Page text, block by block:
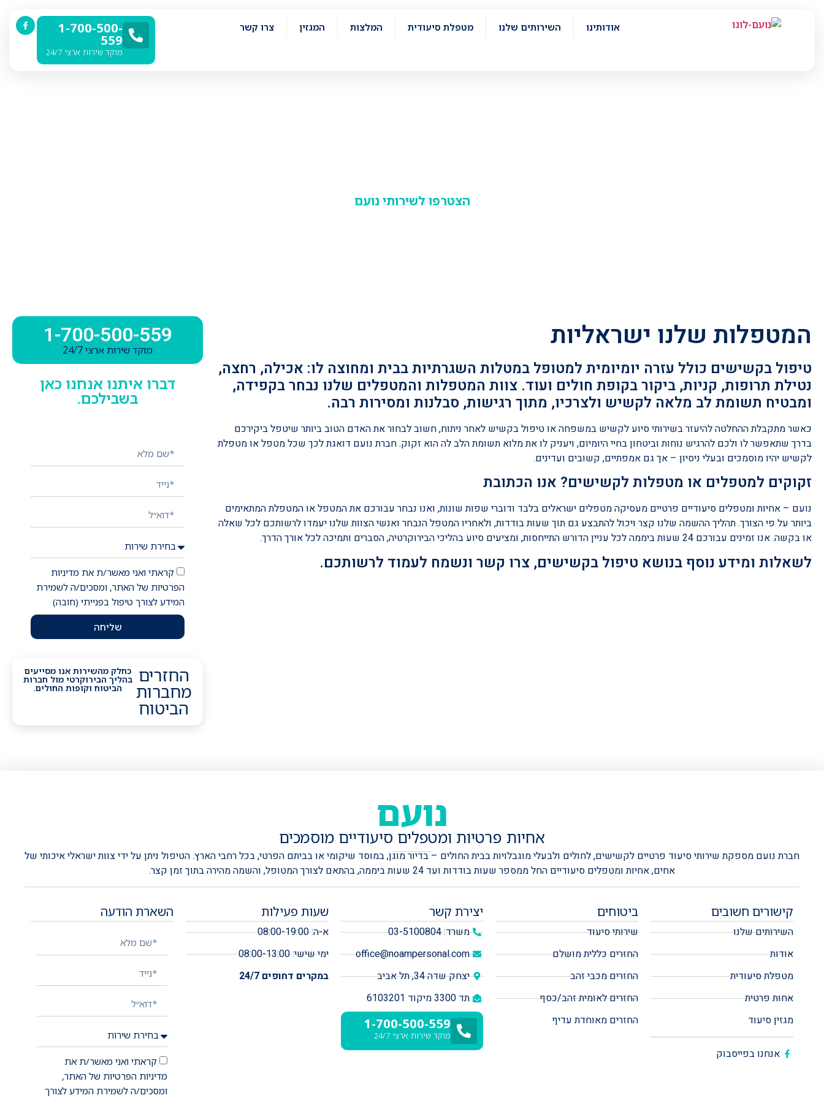
אודותינו השירותים שלנו מטפלת סיעודית המלצות המגזין צרו קשר 1-700-500-
559
מוקד שירות ארצי 24/7
הצטרפו לשירותי נועם
המטפלות שלנו ישראליות
טיפול בקשישים כולל עזרה יומיומית למטופל במטלות השגרתיות בבית ומחוצה לו: אכילה, רחצה,
נטילת תרופות, קניות, ביקור בקופת חולים ועוד. צוות המטפלות והמטפלים שלנו נבחר בקפידה,
ומבטיח תשומת לב מלאה לקשיש ולצרכיו, מתוך רגישות, סבלנות ומסירות רבה.
כאשר מתקבלת ההחלטה להיעזר בשירותי סיוע לקשיש במשפחה או טיפול בקשיש לאחר ניתוח, חשוב לבחור את האדם הטוב ביותר שיטפל ביקירכם
בדרך שתאפשר לו ולכם להרגיש נוחות וביטחון בחיי היומיום, ויעניק לו את מלוא תשומת הלב לה הוא זקוק. חברת נועם דואגת לכך שכל מטפל או מטפלת
לקשיש יהיו מוסמכים ובעלי ניסיון – אך גם אמפתיים, קשובים ועדינים.
זקוקים למטפלים או מטפלות לקשישים? אנו הכתובת
נועם – אחיות ומטפלים סיעודיים פרטיים מעסיקה מטפלים ישראלים בלבד ודוברי שפות שונות, ואנו נבחר עבורכם את המטפל או המטפלת המתאימים
ביותר על פי הצורך. תהליך ההשמה שלנו קצר ויכול להתבצע גם תוך שעות בודדות, ולאחריו המטפל הנבחר ואנשי הצוות שלנו יעמדו לרשותכם לכל שאלה
או בקשה. אנו זמינים עבורכם 24 שעות ביממה לכל עניין הדורש התייחסות, ומציעים סיוע בהליכי הבירוקרטיה, הסברים ותמיכה לכל אורך הדרך.
לשאלות ומידע נוסף בנושא טיפול בקשישים, צרו קשר ונשמח לעמוד לרשותכם.
1-700-500-559
מוקד שירות ארצי 24/7
דברו איתנו אנחנו כאן
בשבילכם.
קראתי ואני מאשר/ת את מדיניות
הפרטיות של האתר, ומסכים/ה לשמירת
המידע לצורך טיפול בפנייתי (חובה)
שליחה
החזרים
מחברות
הביטוח
כחלק מהשירות אנו מסייעים
בהליך הבירוקרטי מול חברות
הביטוח וקופות החולים.
נועם
אחיות פרטיות ומטפלים סיעודיים מוסמכים
חברת נועם מספקת שירותי סיעוד פרטיים לקשישים, לחולים ולבעלי מוגבלויות בבית החולים – בדיור מוגן, במוסד שיקומי או בביתם הפרטי, בכל רחבי הארץ.הטיפול ניתן על ידי צוות ישראלי איכותי של
אחים, אחיות ומטפלים סיעודיים החל ממספר שעות בודדות ועד 24 שעות ביממה, בהתאם לצורך המטופל, והשמה מהירה בתוך זמן קצר.
קישורים חשובים
השירותים שלנו
אודות
מטפלת סיעודית
אחות פרטית
מגזין סיעוד
אנחנו בפייסבוק
ביטוחים
שירותי סיעוד
החזרים כללית מושלם
החזרים מכבי זהב
החזרים לאומית זהב/כסף
החזרים מאוחדת עדיף
יצירת קשר
משרד: 03-5100804
office@noampersonal.com
יצחק שדה 34, תל אביב
תד 3300 מיקוד 6103201
1-700-500-559
מוקד שירות ארצי 24/7
שעות פעילות
א-ה: 08:00-19:00
ימי שישי: 08:00-13:00
במקרים דחופים 24/7
השארת הודעה
קראתי ואני מאשר/ת את
מדיניות הפרטיות של האתר,
ומסכים/ה לשמירת המידע לצורך